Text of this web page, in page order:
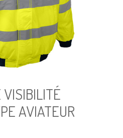
VISIBILITÉ
AVIATEUR